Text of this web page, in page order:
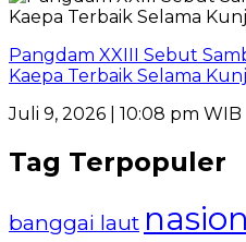
Pangdam XXIII Sebut
Kaepa Terbaik Selama
Juli 9, 2026 | 10:08 pm WIB
Tag Terpopuler
banggai laut